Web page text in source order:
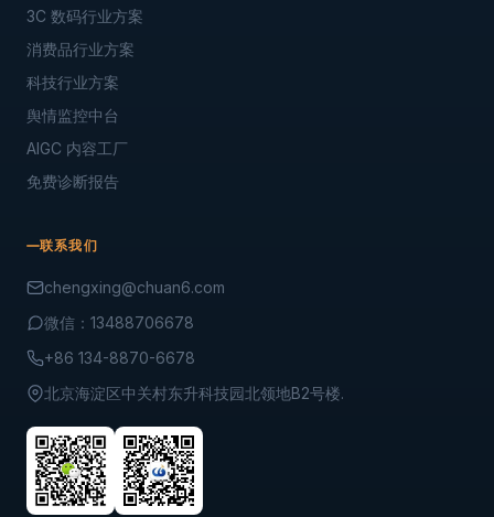
3C 数码行业方案
消费品行业方案
科技行业方案
舆情监控中台
AIGC 内容工厂
免费诊断报告
联系我们
chengxing@chuan6.com
微信：13488706678
+86 134-8870-6678
北京海淀区中关村东升科技园北领地B2号楼.